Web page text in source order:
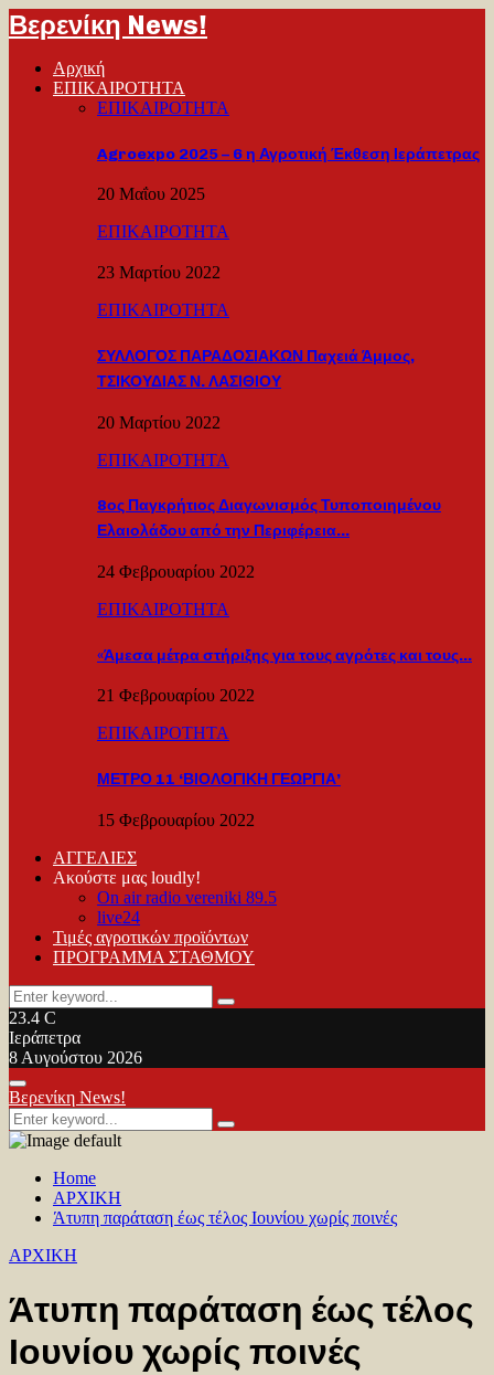
Βερενίκη News!
Αρχική
ΕΠΙΚΑΙΡΟΤΗΤΑ
ΕΠΙΚΑΙΡΟΤΗΤΑ
Agroexpo 2025 – 6 η Αγροτική Έκθεση Ιεράπετρας
20 Μαΐου 2025
ΕΠΙΚΑΙΡΟΤΗΤΑ
23 Μαρτίου 2022
ΕΠΙΚΑΙΡΟΤΗΤΑ
ΣΥΛΛΟΓΟΣ ΠΑΡΑΔΟΣΙΑΚΩΝ Παχειά Άμμος,
ΤΣΙΚΟΥΔΙΑΣ Ν. ΛΑΣΙΘΙΟΥ
20 Μαρτίου 2022
ΕΠΙΚΑΙΡΟΤΗΤΑ
8ος Παγκρήτιος Διαγωνισμός Τυποποιημένου
Ελαιολάδου από την Περιφέρεια…
24 Φεβρουαρίου 2022
ΕΠΙΚΑΙΡΟΤΗΤΑ
«Άμεσα μέτρα στήριξης για τους αγρότες και τους…
21 Φεβρουαρίου 2022
ΕΠΙΚΑΙΡΟΤΗΤΑ
ΜΕΤΡΟ 11 ‘ΒΙΟΛΟΓΙΚΗ ΓΕΩΡΓΙΑ’
15 Φεβρουαρίου 2022
ΑΓΓΕΛΙΕΣ
Ακούστε μας loudly!
On air radio vereniki 89.5
live24
Τιμές αγροτικών προϊόντων
ΠΡΟΓΡΑΜΜΑ ΣΤΑΘΜΟΥ
Search
for:
Search
23.4 C
Ιεράπετρα
8 Αυγούστου 2026
Facebook
Twitter
Youtube
Primary
Menu
Βερενίκη News!
Search
for:
Search
Home
ΑΡΧΙΚΗ
Άτυπη παράταση έως τέλος Ιουνίου χωρίς ποινές
ΑΡΧΙΚΗ
Άτυπη παράταση έως τέλος
Ιουνίου χωρίς ποινές